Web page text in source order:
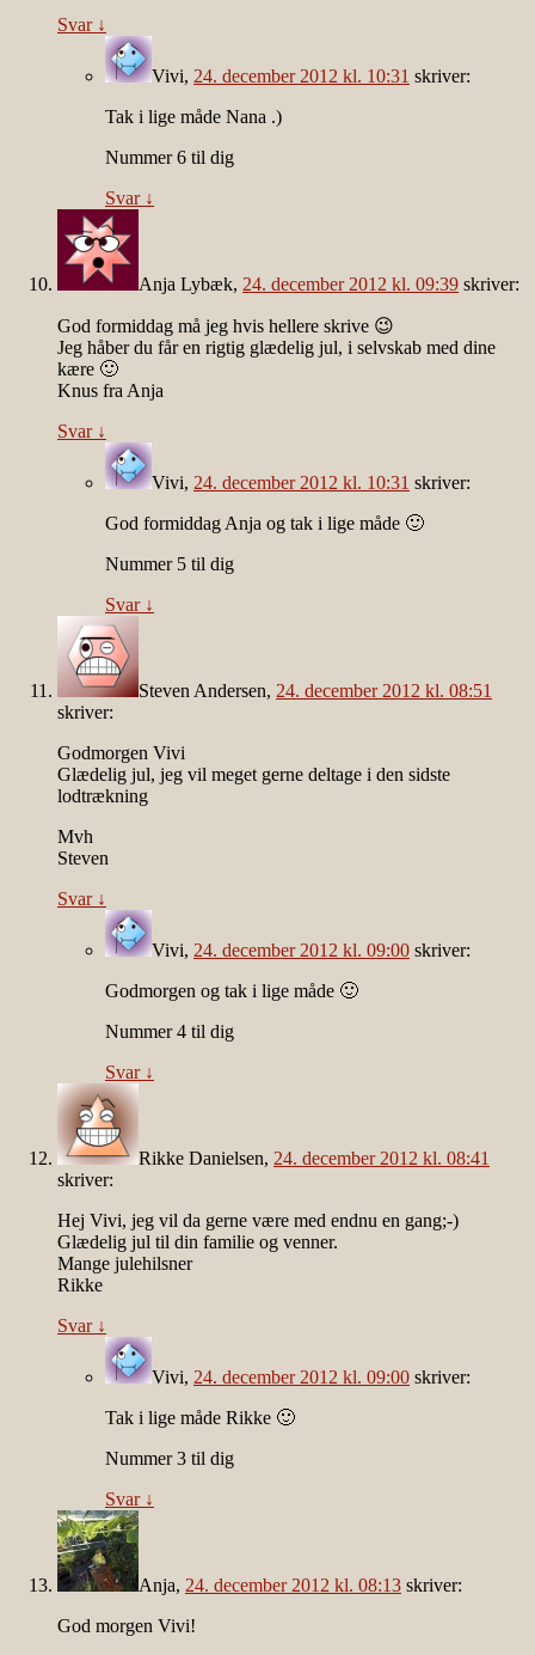
Svar ↓
Vivi, 24. december 2012 kl. 10:31 skriver:
Tak i lige måde Nana .)
Nummer 6 til dig
Svar ↓
Anja Lybæk, 24. december 2012 kl. 09:39 skriver:
God formiddag må jeg hvis hellere skrive 😉
Jeg håber du får en rigtig glædelig jul, i selvskab med dine
kære 🙂
Knus fra Anja
Svar ↓
Vivi, 24. december 2012 kl. 10:31 skriver:
God formiddag Anja og tak i lige måde 🙂
Nummer 5 til dig
Svar ↓
Steven Andersen, 24. december 2012 kl. 08:51
skriver:
Godmorgen Vivi
Glædelig jul, jeg vil meget gerne deltage i den sidste
lodtrækning
Mvh
Steven
Svar ↓
Vivi, 24. december 2012 kl. 09:00 skriver:
Godmorgen og tak i lige måde 🙂
Nummer 4 til dig
Svar ↓
Rikke Danielsen, 24. december 2012 kl. 08:41
skriver:
Hej Vivi, jeg vil da gerne være med endnu en gang;-)
Glædelig jul til din familie og venner.
Mange julehilsner
Rikke
Svar ↓
Vivi, 24. december 2012 kl. 09:00 skriver:
Tak i lige måde Rikke 🙂
Nummer 3 til dig
Svar ↓
Anja, 24. december 2012 kl. 08:13 skriver:
God morgen Vivi!